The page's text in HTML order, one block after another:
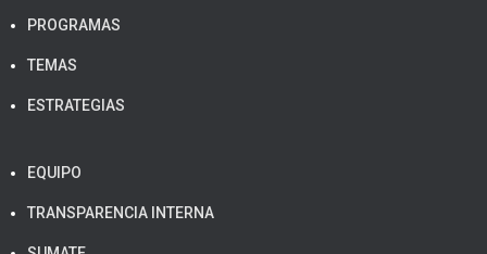
PROGRAMAS
TEMAS
ESTRATEGIAS
EQUIPO
TRANSPARENCIA INTERNA